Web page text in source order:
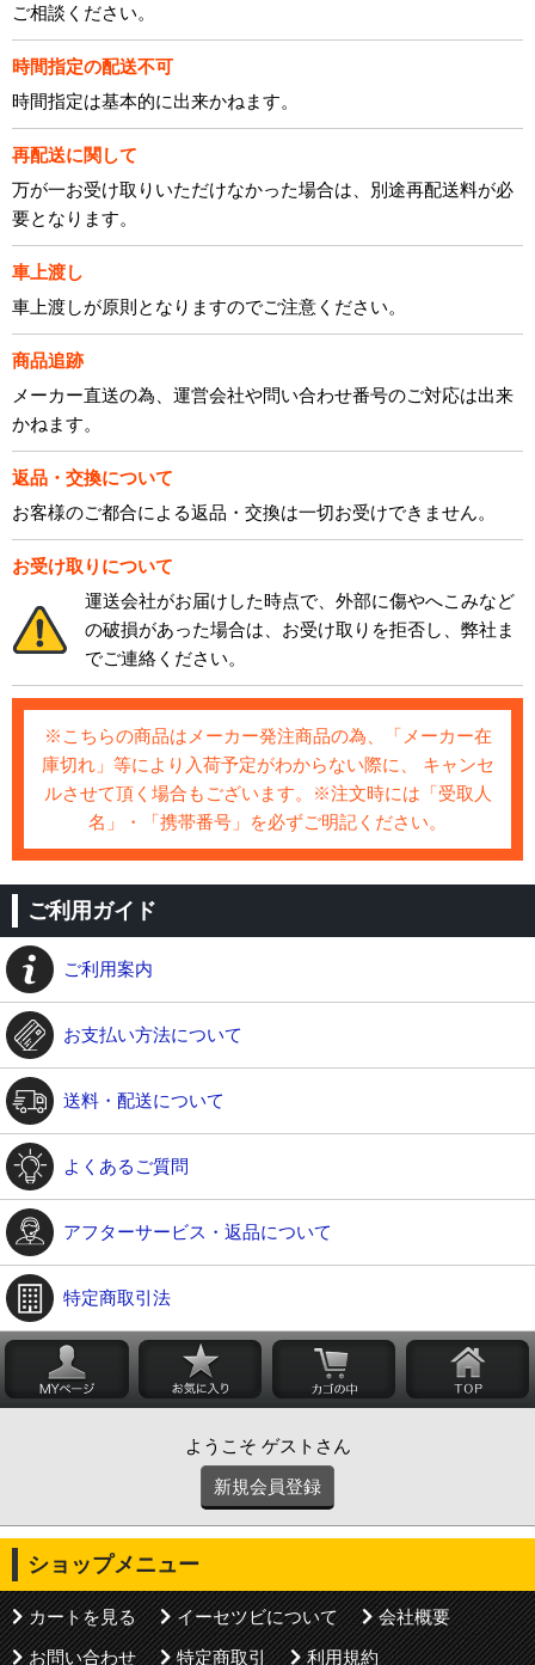
ご相談ください。
時間指定の配送不可
時間指定は基本的に出来かねます。
再配送に関して
万が一お受け取りいただけなかった場合は、別途再配送料が必
要となります。
車上渡し
車上渡しが原則となりますのでご注意ください。
商品追跡
メーカー直送の為、運営会社や問い合わせ番号のご対応は出来
かねます。
返品・交換について
お客様のご都合による返品・交換は一切お受けできません。
お受け取りについて
運送会社がお届けした時点で、外部に傷やへこみなど
の破損があった場合は、お受け取りを拒否し、弊社ま
でご連絡ください。
※こちらの商品はメーカー発注商品の為、「メーカー在
庫切れ」等により入荷予定がわからない際に、 キャンセ
ルさせて頂く場合もございます。※注文時には「受取人
名」・「携帯番号」を必ずご明記ください。
ご利用ガイド
ご利用案内
お支払い方法について
送料・配送について
よくあるご質問
アフターサービス・返品について
特定商取引法
ようこそ ゲストさん
新規会員登録
ショップメニュー
カートを見る イーセツビについて
会社概要
お問い合わせ
特定商取引 利用規約